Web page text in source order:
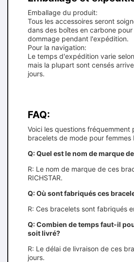
Emballage du produit:
Tous les accessoires seront
dans des boîtes en carbone
dommage pendant l'expédition.
Pour la navigation:
Le temps d'expédition varie
mais la plupart sont censés
jours.
FAQ:
Voici les questions fréquemment
bracelets de mode pour femmes
Q: Quel est le nom de marque
R: Le nom de marque de ces
RICHSTAR.
Q: Où sont fabriqués ces
R: Ces bracelets sont fabriqués
Q: Combien de temps faut-il
soit livré?
R: Le délai de livraison de ces
jours.